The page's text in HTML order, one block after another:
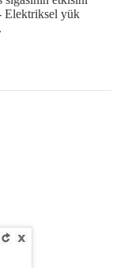
Elektriksel yük